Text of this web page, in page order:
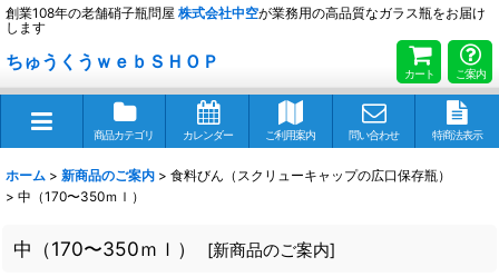
創業108年の老舗硝子瓶問屋 株式会社中空が業務用の高品質なガラス瓶をお届け
します
ちゅうくうｗｅｂＳＨＯＰ
カート ご案内
商品カテゴリ カレンダー ご利用案内 問い合わせ 特商法表示
ホーム > 新商品のご案内 > 食料びん（スクリューキャップの広口保存瓶）
> 中（170〜350ｍｌ）
中（170〜350ｍｌ） [新商品のご案内]